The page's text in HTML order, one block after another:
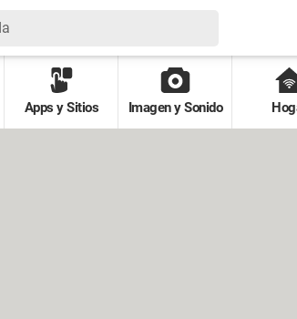
Apps y Sitios Imagen y Sonido